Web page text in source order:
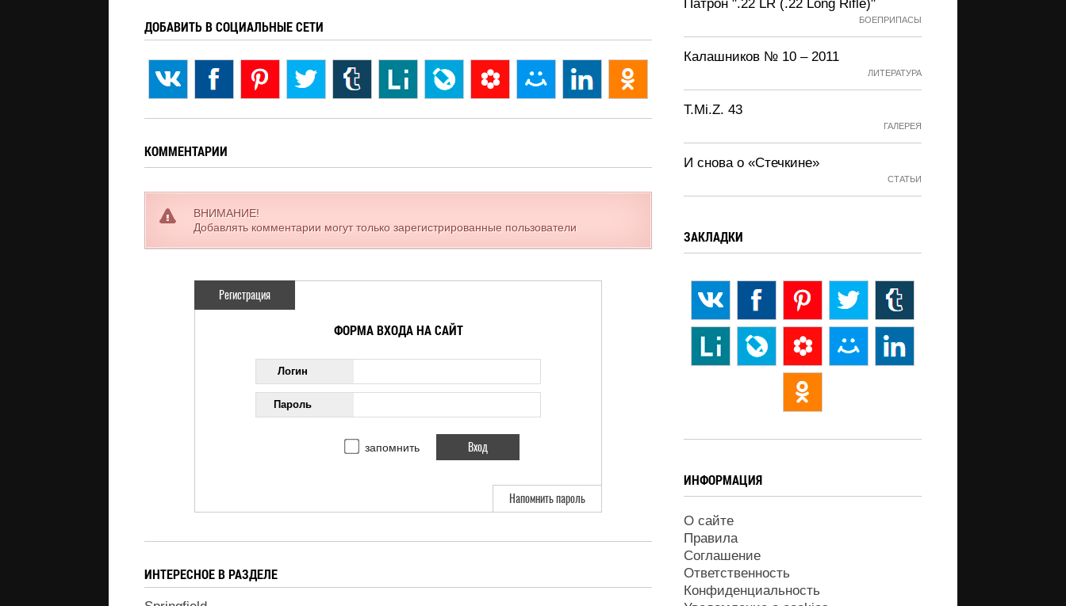
ДОБАВИТЬ В СОЦИАЛЬНЫЕ СЕТИ
КОММЕНТАРИИ
ВНИМАНИЕ!
Добавлять комментарии могут только зарегистрированные пользователи
Регистрация
ФОРМА ВХОДА НА САЙТ
Логин
Пароль
запомнить
Напомнить пароль
ИНТЕРЕСНОЕ В РАЗДЕЛЕ
Патрон ".22 LR (.22 Long Rifle)"
БОЕПРИПАСЫ
Калашников № 10 – 2011
ЛИТЕРАТУРА
T.Mi.Z. 43
ГАЛЕРЕЯ
И снова о «Стечкине»
СТАТЬИ
ЗАКЛАДКИ
ИНФОРМАЦИЯ
О сайте
Правила
Соглашение
Ответственность
Конфиденциальность